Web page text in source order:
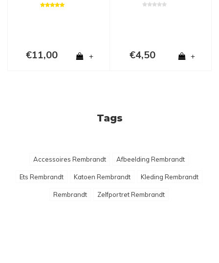
€11,00 + €4,50 +
Tags
Accessoires Rembrandt Afbeelding Rembrandt
Ets Rembrandt Katoen Rembrandt Kleding Rembrandt
Rembrandt Zelfportret Rembrandt